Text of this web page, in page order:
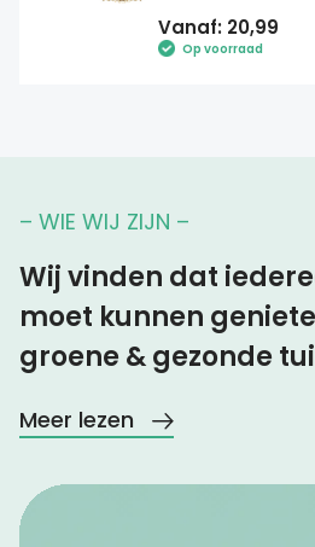
Vanaf: 20,99
Op voorraad
– WIE WIJ ZIJN –
Wij vinden dat
moet kunnen
groene & gezonde
Meer lezen